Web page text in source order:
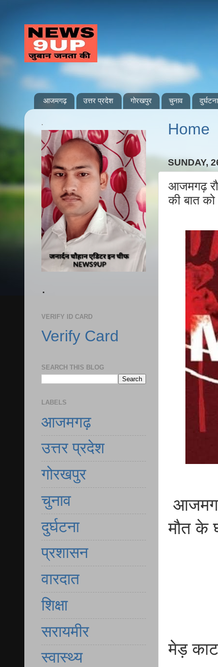
आजमगढ़ उत्तर प्रदेश गोरखपुर चुनाव दुर्घटना
Home
SUNDAY,
आजमगढ़
की बात
मौत के
मेड़
.
.
VERIFY ID CARD
Verify Card
SEARCH THIS BLOG
LABELS
आजमगढ़
उत्तर प्रदेश
गोरखपुर
चुनाव
दुर्घटना
प्रशासन
वारदात
शिक्षा
सरायमीर
स्वास्थ्य